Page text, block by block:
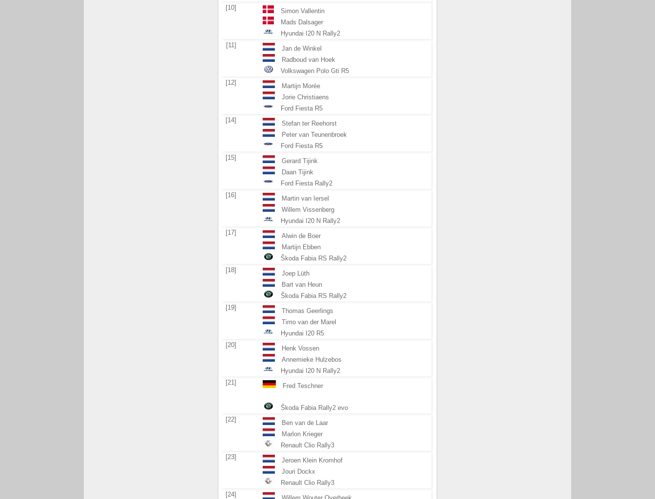
[10]
Simon Vallentin
Mads Dalsager
Hyundai I20 N Rally2
[11]
Jan de Winkel
Radboud van Hoek
Volkswagen Polo Gti R5
[12]
Martijn Morée
Jorie Christiaens
Ford Fiesta R5
[14]
Stefan ter Reehorst
Peter van Teunenbroek
Ford Fiesta R5
[15]
Gerard Tijink
Daan Tijink
Ford Fiesta Rally2
[16]
Martin van Iersel
Willem Vissenberg
Hyundai I20 N Rally2
[17]
Alwin de Boer
Martijn Ebben
Škoda Fabia RS Rally2
[18]
Joep Lüth
Bart van Heun
Škoda Fabia RS Rally2
[19]
Thomas Geerlings
Timo van der Marel
Hyundai I20 R5
[20]
Henk Vossen
Annemieke Hulzebos
Hyundai I20 N Rally2
[21]
Fred Teschner
Škoda Fabia Rally2 evo
[22]
Ben van de Laar
Marlon Krieger
Renault Clio Rally3
[23]
Jeroen Klein Kromhof
Jouri Dockx
Renault Clio Rally3
[24]